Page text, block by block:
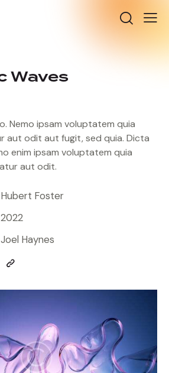
Waves
Nemo ipsam voluptatem quia
aut odit aut fugit, sed quia. Dicta
enim ipsam voluptatem quia
aut odit.
Hubert Foster
2022
Joel Haynes